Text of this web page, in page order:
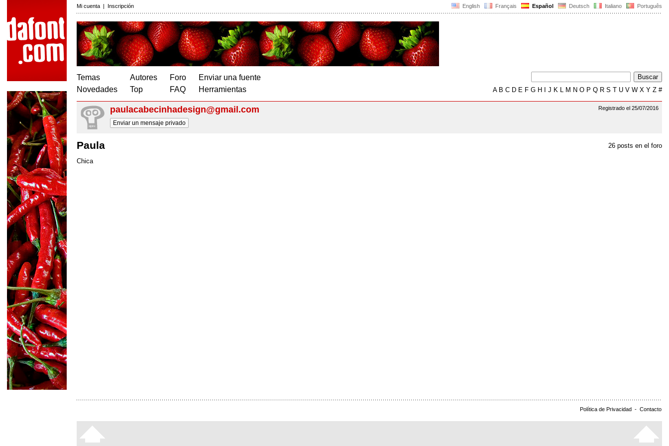
English Français Español Deutsch Italiano Português
Mi cuenta | Inscripción
Temas
Novedades
Autores
Top
Foro
FAQ
Enviar una fuente
Herramientas
AB C D E F G H J K L M N O P Q R S T U V W X Y Z #
Registrado el 25/07/2016
paulacabecinhadesign@gmail.com
Enviar un mensaje privado
26 posts en el foro
Paula
Chica
Política de Privacidad - Contacto